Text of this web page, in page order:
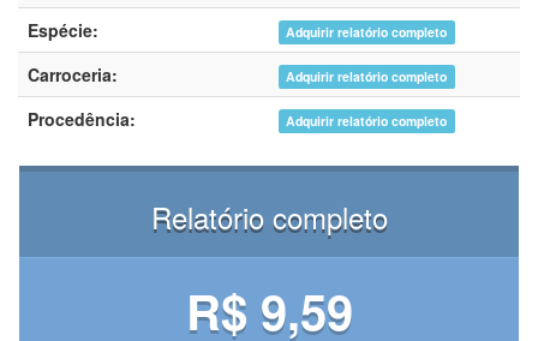
Espécie: Adquirir relatório completo
Carroceria: Adquirir relatório completo
Procedência: Adquirir relatório completo
Relatório completo
R$ 9,59